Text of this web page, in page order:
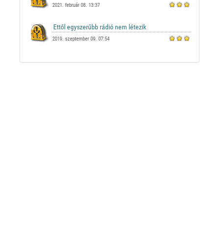
2021. február 08. 13:37
2019. szeptember 09. 07:54